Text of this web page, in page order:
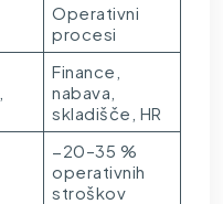
Operativni
procesi
Finance,
nabava,
skladišče, HR
−20–35 %
operativnih
stroškov